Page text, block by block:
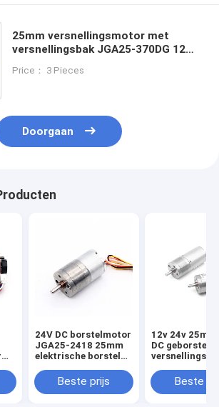
25mm versnellingsmotor met
versnellingsbak JGA25-370DG 12V
Micro Speed 370 Motor
Price： 3 Pieces
Doorgaan
24V DC borstelmotor
JGA25-2418 25mm
elektrische borstel
Beste prijs
12v 24v
DC geborsteld
motorBeste